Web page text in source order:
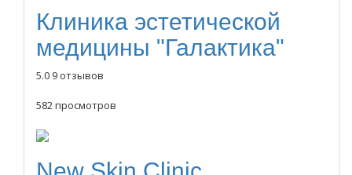
Клиника эстетической
медицины "Галактика"
5.0 9 отзывов
582 просмотров